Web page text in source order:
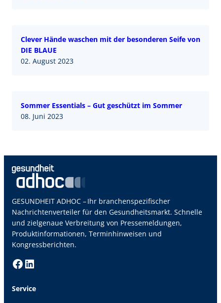
Clever Hände waschen mit der besonderen Seife von
DIE BLAUE
02. August 2023
Sommer Essentials – Gut geschützt im Sommer
08. Juni 2023
GESUNDHEIT ADHOC – Ihr branchenspezifischer
Nachrichtenverteiler für den Gesundheitsmarkt. Schnelle
und zielgenaue Verbreitung von Pressemeldungen,
Produktinformationen, Terminhinweisen und
Kongressberichten.
Facebook LinkedIn
Service